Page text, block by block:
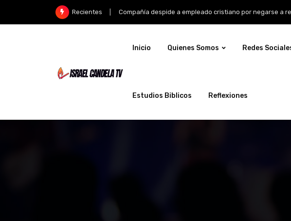
Recientes Compañía despide a empleado cristiano por negarse a recibir
Inicio Quienes Somos Redes
Estudios Biblicos Reflexiones